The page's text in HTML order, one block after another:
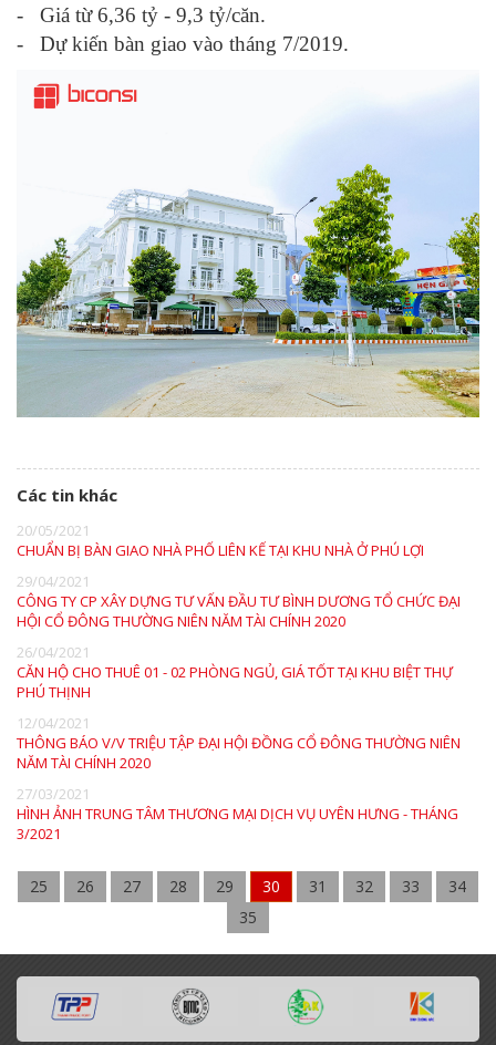
-
Giá từ6,36 tỷ - 9,3 tỷ/căn.
-
Dự kiến bàn giao vào tháng 7/2019.
Các tin khác
20/05/2021
CHUẨN BỊ BÀN GIAO NHÀ PHỐ LIÊN KẾ TẠI KHU NHÀ Ở PHÚ LỢI
29/04/2021
CÔNG TY CP XÂY DỰNG TƯ VẤN ĐẦU TƯ BÌNH DƯƠNG TỔ CHỨC ĐẠI
HỘI CỔ ĐÔNG THƯỜNG NIÊN NĂM TÀI CHÍNH 2020
26/04/2021
CĂN HỘ CHO THUÊ 01 - 02 PHÒNG NGỦ, GIÁ TỐT TẠI KHU BIỆT THỰ
PHÚ THỊNH
12/04/2021
THÔNG BÁO V/V TRIỆU TẬP ĐẠI HỘI ĐỒNG CỔ ĐÔNG THƯỜNG NIÊN
NĂM TÀI CHÍNH 2020
27/03/2021
HÌNH ẢNH TRUNG TÂM THƯƠNG MẠI DỊCH VỤ UYÊN HƯNG - THÁNG
3/2021
25 26 27 28 29 30 31 32 33
34
35